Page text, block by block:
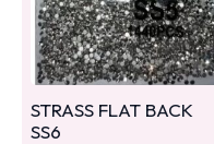
STRASS FLAT BACK
SS6